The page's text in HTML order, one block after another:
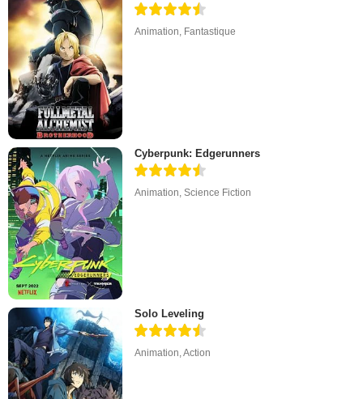
Animation, Fantastique
Cyberpunk: Edgerunners
Animation ,Science Fiction
Solo Leveling
Animation,Action